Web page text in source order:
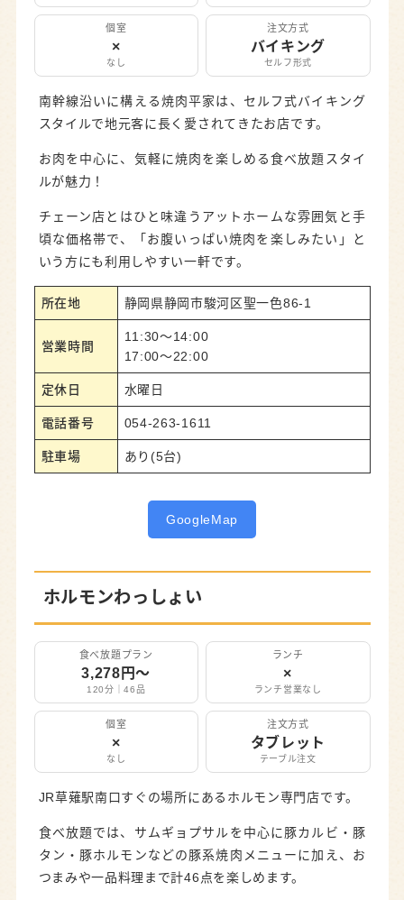
個室
×
なし
注文方式
バイキング
セルフ形式
南幹線沿いに構える焼肉平家は、セルフ式バイキング
スタイルで地元客に長く愛されてきたお店です。
お肉を中心に、気軽に焼肉を楽しめる食べ放題スタイ
ルが魅力！
チェーン店とはひと味違うアットホームな雰囲気と手
頃な価格帯で、「お腹いっぱい焼肉を楽しみたい」と
いう方にも利用しやすい一軒です。
所在地 静岡県静岡市駿河区聖一色86-1
営業時間
11:30～14:00
17:00～22:00
定休日 水曜日
電話番号 054-263-1611
駐車場 あり(5台)
GoogleMap
ホルモンわっしょい
食べ放題プラン
3,278円〜
120分｜46品
ランチ
×
ランチ営業なし
個室
×
なし
注文方式
タブレット
テーブル注文
JR草薙駅南口すぐの場所にあるホルモン専門店です。
食べ放題では、サムギョプサルを中心に豚カルビ・豚
タン・豚ホルモンなどの豚系焼肉メニューに加え、お
つまみや一品料理まで計46点を楽しめます。